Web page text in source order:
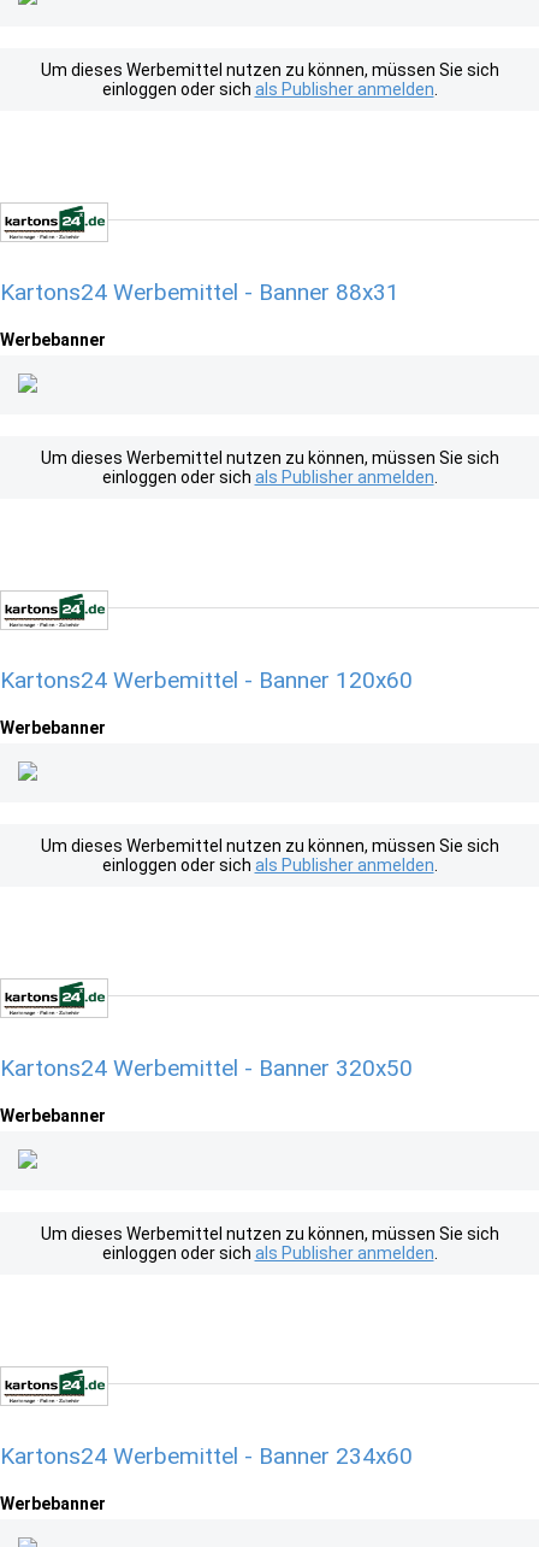
Um dieses Werbemittel nutzen zu können, müssen Sie sich
einloggen oder sich als Publisher anmelden
Kartons24 Werbemittel - Banner 88x31
Werbebanner
Um dieses Werbemittel nutzen zu können, müssen Sie sich
einloggen oder sich als Publisher anmelden
Kartons24 Werbemittel - Banner 120x60
Werbebanner
Um dieses Werbemittel nutzen zu können, müssen Sie sich
einloggen oder sich als Publisher anmelden
Kartons24 Werbemittel - Banner 320x50
Werbebanner
Um dieses Werbemittel nutzen zu können, müssen Sie sich
einloggen oder sich als Publisher anmelden
Kartons24 Werbemittel - Banner 234x60
Werbebanner